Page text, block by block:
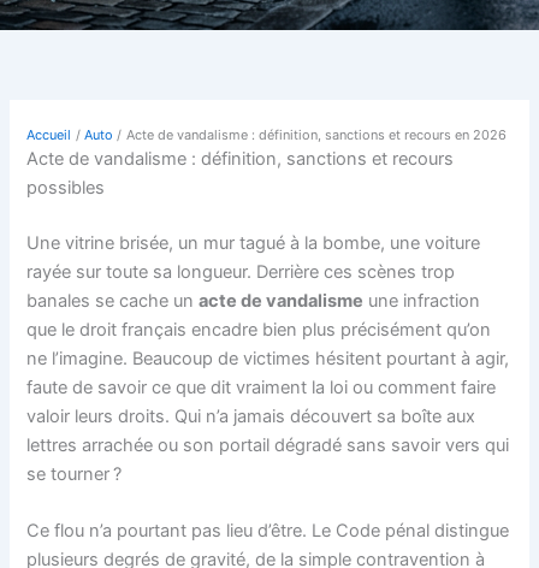
Accueil Auto Acte de vandalisme : définition, sanctions et recours en 2026
Acte de vandalisme : définition, sanctions et recours
possibles
Une vitrine brisée, un mur tagué à la bombe, une voiture
rayée sur toute sa longueur. Derrière ces scènes trop
banales se cache unacte de vandalisme une infraction
que le droit français encadre bien plus précisément qu’on
ne l’imagine. Beaucoup de victimes hésitent pourtant à agir,
faute de savoir ce que dit vraiment la loi ou comment faire
valoir leurs droits. Qui n’a jamais découvert sa boîte aux
lettres arrachée ou son portail dégradé sans savoir vers qui
se tourner ?
Ce flou n’a pourtant pas lieu d’être. Le Code pénal distingue
plusieurs degrés de gravité, de la simple contravention à